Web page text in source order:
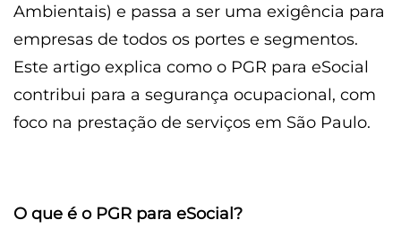
Ambientais) e passa a ser uma exigência para
empresas de todos os portes e segmentos.
Este artigo explica como o PGR para eSocial
contribui para a segurança ocupacional, com
foco na prestação de serviços em São Paulo.
O que é o PGR para eSocial?